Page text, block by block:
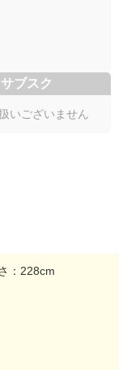
サブスク
いございません
：228cm